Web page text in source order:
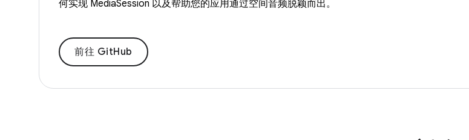
何实现 MediaSession 以及帮助您的应用通过空间音频脱颖而出。
前往 GitHub